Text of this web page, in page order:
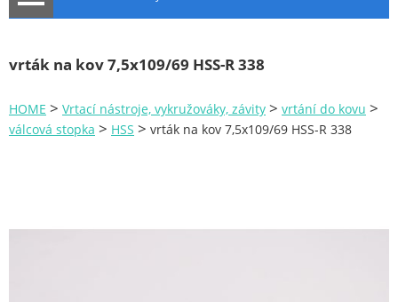
NOVINKY
Plachty
vrták na kov 7,5x109/69 HSS-R 338
HOME > Vrtací nástroje, vykružováky, závity > vrtání do kovu >
válcová stopka > HSS > vrták na kov 7,5x109/69 HSS-R 338